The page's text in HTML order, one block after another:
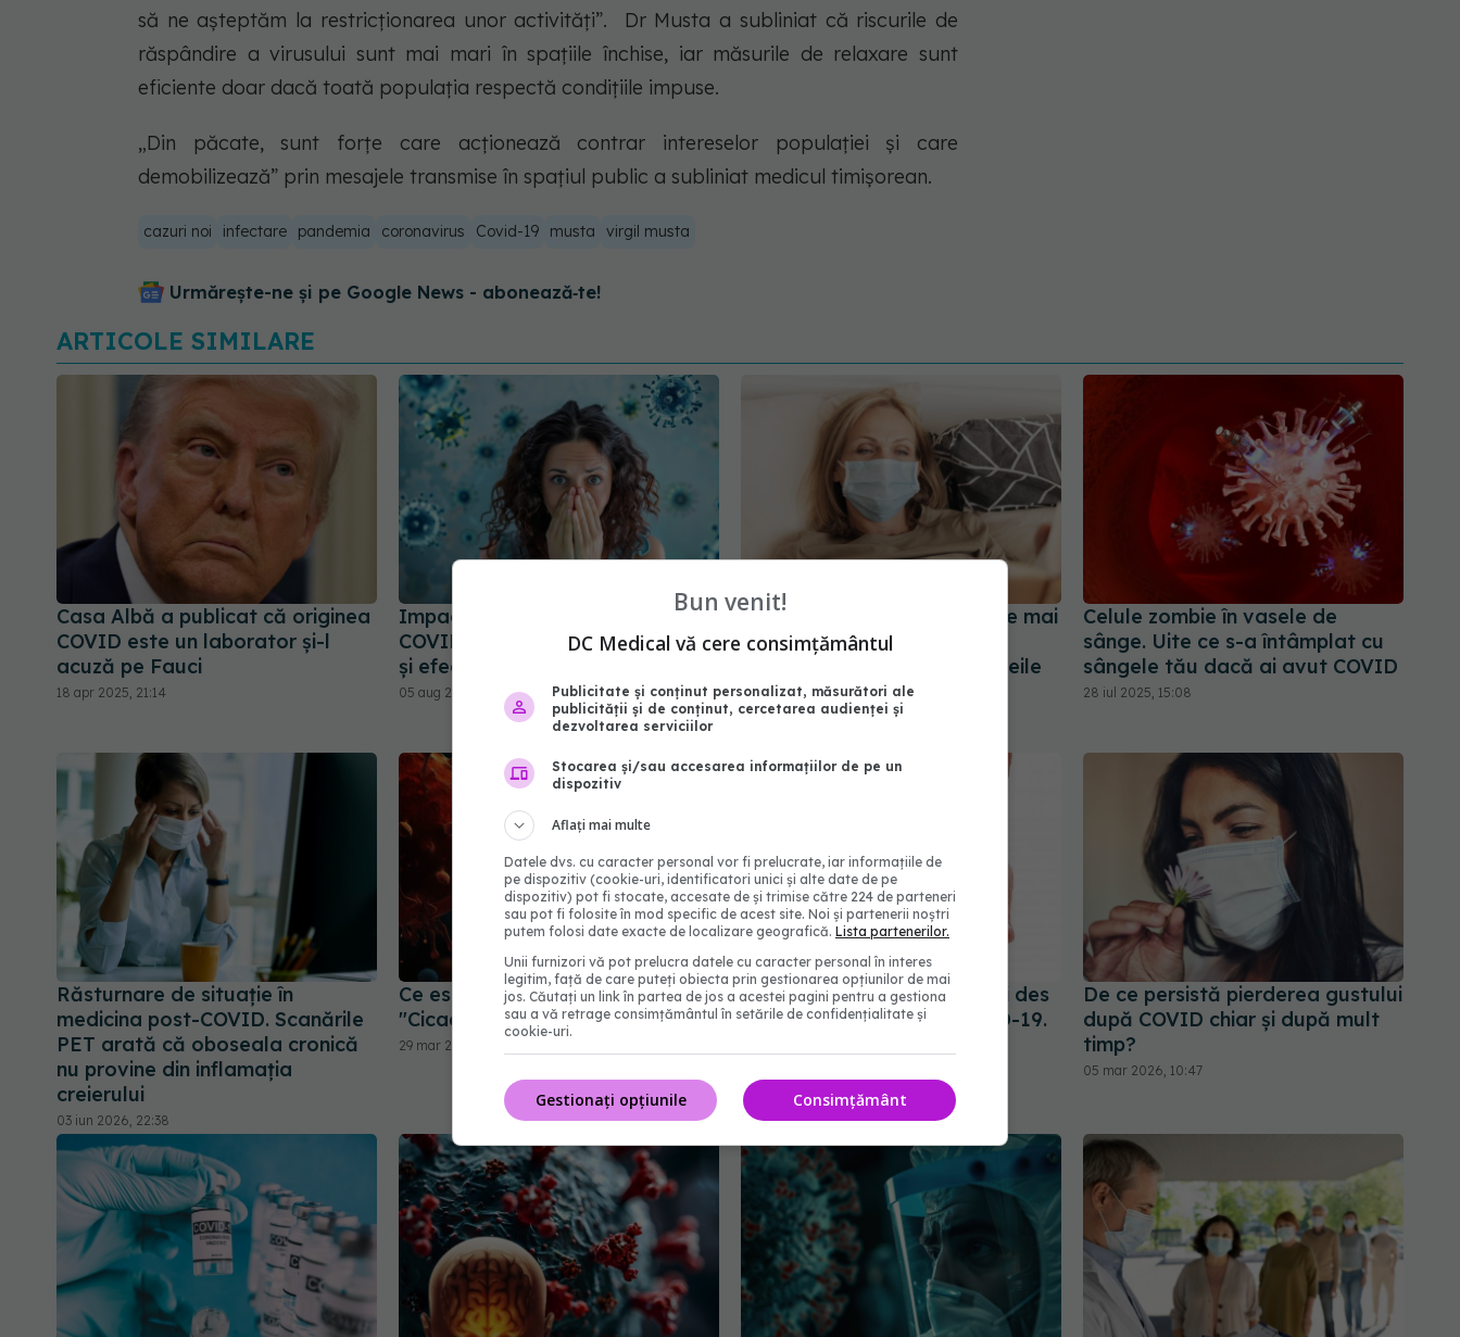
să ne așteptăm la restricționarea unor activități”. Dr Musta a subliniat că riscurile de
răspândire a virusului sunt mai mari în spațiile închise, iar măsurile de relaxare sunt
eficiente doar dacă toată populația respectă condițiile impuse.
„Din păcate, sunt forțe care acționează contrar intereselor populației și care
demobilizează” prin mesajele transmise în spațiul public a subliniat medicul timișorean.
cazuri noi infectare pandemia coronavirus Covid-19 musta virgil musta
Urmărește-ne și pe Google News - abonează‑te!
ARTICOLE SIMILARE
Casa Albă a publicat că originea
COVID este un laborator și-l
acuză pe Fauci
18 apr 2025, 21:14
Impactul pe termen lung al
COVID-19: Simptome persistente
și efecte asupra calității vieții
05 aug 2024, 20:19
Long-COVID lovește femeile mai
mult decât bărbații. Efectul
secundar care apare la femeile
de peste 40 de ani
06 feb 2025, 21:25
Celule zombie în vasele de
sânge. Uite ce s-a întâmplat cu
sângele tău dacă ai avut COVID
28 iul 2025, 15:08
Răsturnare de situație în
medicina post-COVID. Scanările
PET arată că oboseala cronică
nu provine din inflamația
creierului
03 iun 2026, 22:38
Ce este varianta COVID
"Cicada" și de ce se tem experții
29 mar 2026, 10:32
De ce copiii care răcesc mai des
sunt mai protejați de COVID-19.
De ce persistă pierderea gustului
după COVID chiar și după mult
timp?
05 mar 2026, 10:47
Bun venit!
DC Medical vă cere consimțământul
Publicitate și conținut personalizat, măsurători ale
publicității și de conținut, cercetarea audienței și
dezvoltarea serviciilor
Stocarea și/sau accesarea informațiilor de pe un
dispozitiv
Aflați mai multe
Datele dvs. cu caracter personal vor fi prelucrate, iar informațiile de
pe dispozitiv (cookie-uri, identificatori unici și alte date de pe
dispozitiv) pot fi stocate, accesate de și trimise către 224 de parteneri
sau pot fi folosite în mod specific de acest site. Noi și partenerii noștri
putem folosi date exacte de localizare geografică. Lista partenerilor.
Unii furnizori vă pot prelucra datele cu caracter personal în interes
legitim, față de care puteți obiecta prin gestionarea opțiunilor de mai
jos. Căutați un link în partea de jos a acestei pagini pentru a gestiona
sau a vă retrage consimțământul în setările de confidențialitate și
cookie-uri.
Consimțământ
Gestionați opțiunile